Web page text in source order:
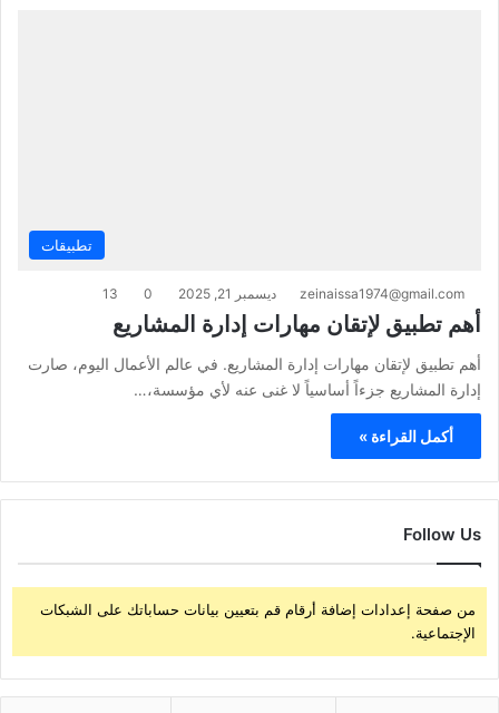
تطبيقات
zeinaissa1974@gmail.com ديسمبر 21, 2025 0
13
أهم تطبيق لإتقان مهارات إدارة المشاريع
أهم تطبيق لإتقان مهارات إدارة المشاريع. في عالم الأعمال اليوم، صارت
إدارة المشاريع جزءاً أساسياً لا غنى عنه لأي مؤسسة،…
أكمل القراءة »
Follow Us
من صفحة إعدادات إضافة أرقام قم بتعيين بيانات حساباتك على الشبكات
الإجتماعية.